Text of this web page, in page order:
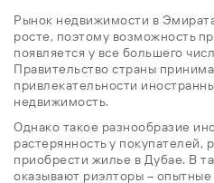
Рынок недвижимости в
росте, поэтому возможность
появляется у все большего
Правительство страны
привлекательности
недвижимость.
Однако такое разнообразие
растерянность у покупателей,
приобрести жилье в Дубае. В
оказывают риэлторы –